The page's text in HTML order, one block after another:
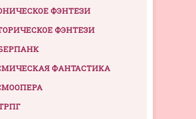
ФЭНТЕЗИ
ФЭНТЕЗИ
ФАНТАСТИКА